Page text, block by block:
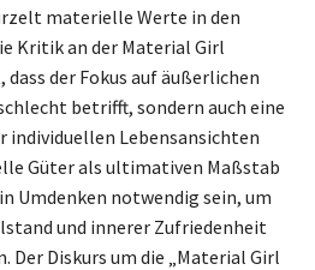
materielle Werte in den
Kritik an der Material Girl
der Fokus auf äußerlichen
betrifft, sondern auch eine
individuellen Lebensansichten
Güter als ultimativen Maßstab
Umdenken notwendig sein, um
und innerer Zufriedenheit
Der Diskurs um die „Material Girl